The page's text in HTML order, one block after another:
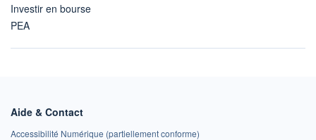
Investir en bourse
PEA
Aide & Contact
Accessibilité Numérique (partiellement conforme)